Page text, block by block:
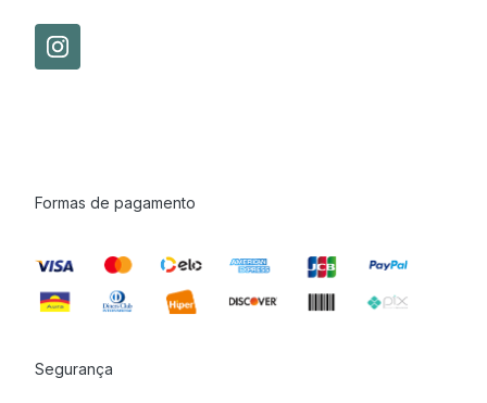
Formas de pagamento
Segurança